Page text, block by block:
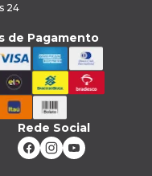
24
de Pagamento
Rede Social